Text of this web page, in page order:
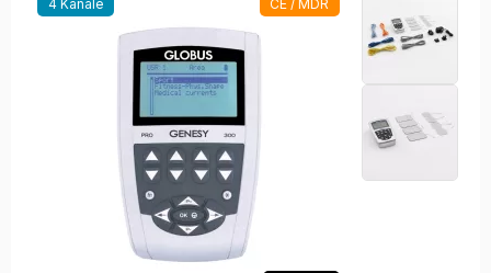
4 Kanäle CE / MDR